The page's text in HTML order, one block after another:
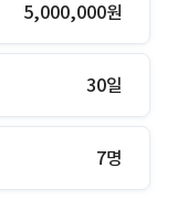
5,000,000원
30일
7명